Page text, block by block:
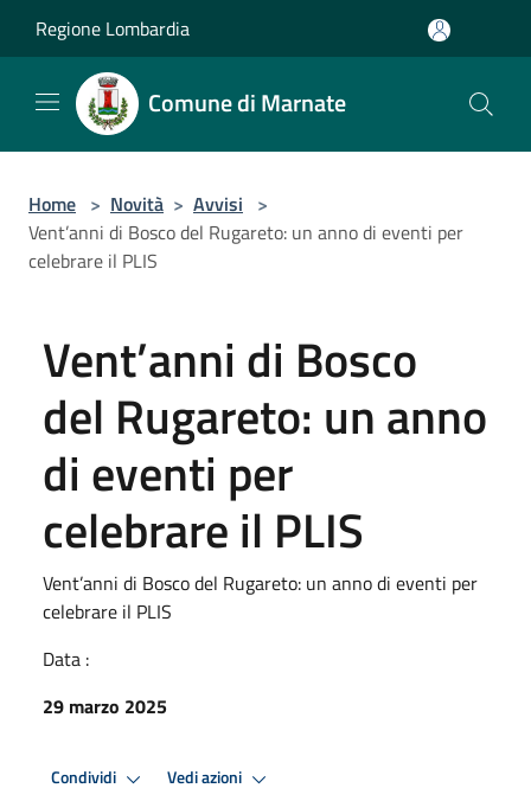
Regione Lombardia
Comune di Marnate
Home > Novità > Avvisi >
Vent’anni di Bosco del Rugareto: un anno di eventi per
celebrare il PLIS
Vent’anni di Bosco
del Rugareto: un anno
di eventi per
celebrare il PLIS
Vent’anni di Bosco del Rugareto: un anno di eventi per
celebrare il PLIS
Data :
29 marzo 2025
Condividi Vedi azioni